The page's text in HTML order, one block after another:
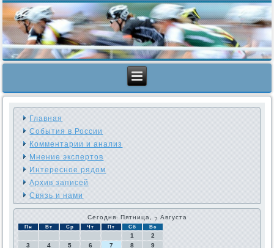
Главная
События в России
Комментарии и анализ
Мнение экспертов
Интересное рядом
Архив записей
Связь и нами
Сегодня: Пятница, 7 Августа
Пн Вт Ср Чт Пт Сб Вс
1
2
3
4 5 6 7 8
9